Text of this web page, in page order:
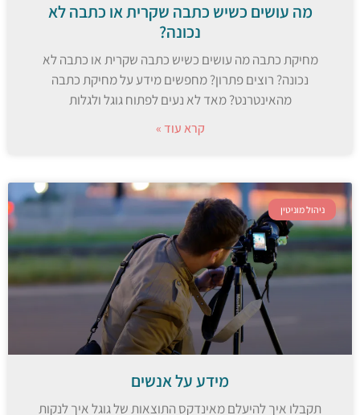
מה עושים כשיש כתבה שקרית או כתבה לא
נכונה?
מחיקת כתבה מה עושים כשיש כתבה שקרית או כתבה לא
נכונה? רוצים פתרון? מחפשים מידע על מחיקת כתבה
מהאינטרנט? מאד לא נעים לפתוח גוגל ולגלות
קרא עוד »
ניהול מוניטין
מידע על אנשים
תקבלו איך להיעלם מאינדקס התוצאות של גוגל איך לנקות